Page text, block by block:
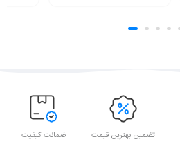
تضمین بهترین قیمت ضمانت کیفیت